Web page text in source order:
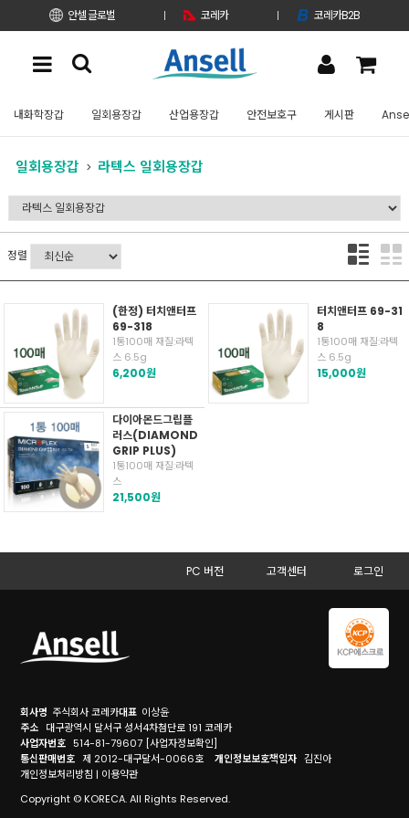
안셀 글로벌 코레카 코레카B2B
내화학장갑 일회용장갑 산업용장갑 안전보호구 게시판
일회용장갑 라텍스 일회용장갑
정렬
(한정) 터치앤터프
69-318
1통100매 재질:라텍
스 6.5g
6,200원
터치앤터프 69-31
8
1통100매 재질:라텍
스 6.5g
15,000원
다이아몬드그립플
러스(DIAMOND
GRIP PLUS)
1통100매 재질:라텍
스
21,500원
PC 버전 고객센터 로그인
회사명 주식회사 코레카대표 이상윤
주소 대구광역시 달서구 성서4차첨단로 191 코레카
사업자번호 514-81-79607 [사업자정보확인]
통신판매번호 제 2012-대구달서-0066호개인정보보호책임자 김진아
개인정보처리방침 | 이용약관
Copyright © KORECA. All Rights Reserved.